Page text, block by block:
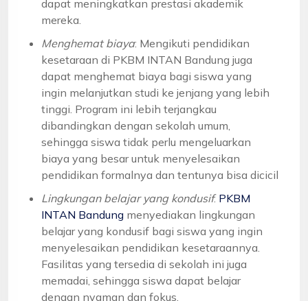
dapat meningkatkan prestasi akademik
mereka.
Menghemat biaya: Mengikuti pendidikan
kesetaraan di PKBM INTAN Bandung juga
dapat menghemat biaya bagi siswa yang
ingin melanjutkan studi ke jenjang yang lebih
tinggi. Program ini lebih terjangkau
dibandingkan dengan sekolah umum,
sehingga siswa tidak perlu mengeluarkan
biaya yang besar untuk menyelesaikan
pendidikan formalnya dan tentunya bisa dicicil
Lingkungan belajar yang kondusif: PKBM
INTAN Bandung menyediakan lingkungan
belajar yang kondusif bagi siswa yang ingin
menyelesaikan pendidikan kesetaraannya.
Fasilitas yang tersedia di sekolah ini juga
memadai, sehingga siswa dapat belajar
dengan nyaman dan fokus.